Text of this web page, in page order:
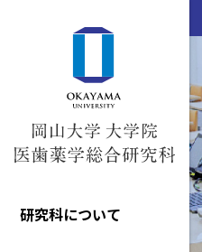
研究科について